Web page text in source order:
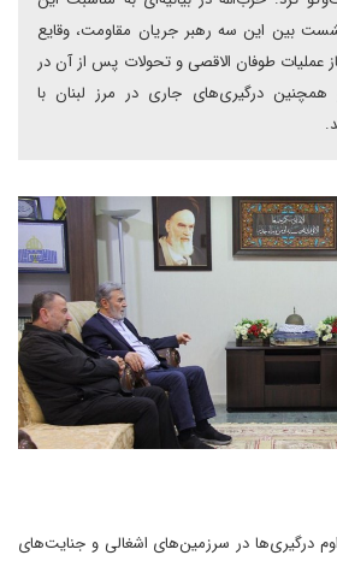
بین این سه رهبر جریان مقاومت، وقایع
عملیات طوفان الاقصی و تحولات پس از آن در
درگیری‌های جاری در مرز لبنان با
درگیری‌ها در سرزمین‌های اشغالی و جنایت‌های